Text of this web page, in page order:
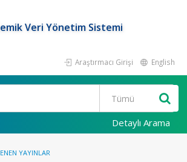
Veri Yönetim Sistemi
Araştırmacı Girişi English
Detaylı Arama
YAYINLAR